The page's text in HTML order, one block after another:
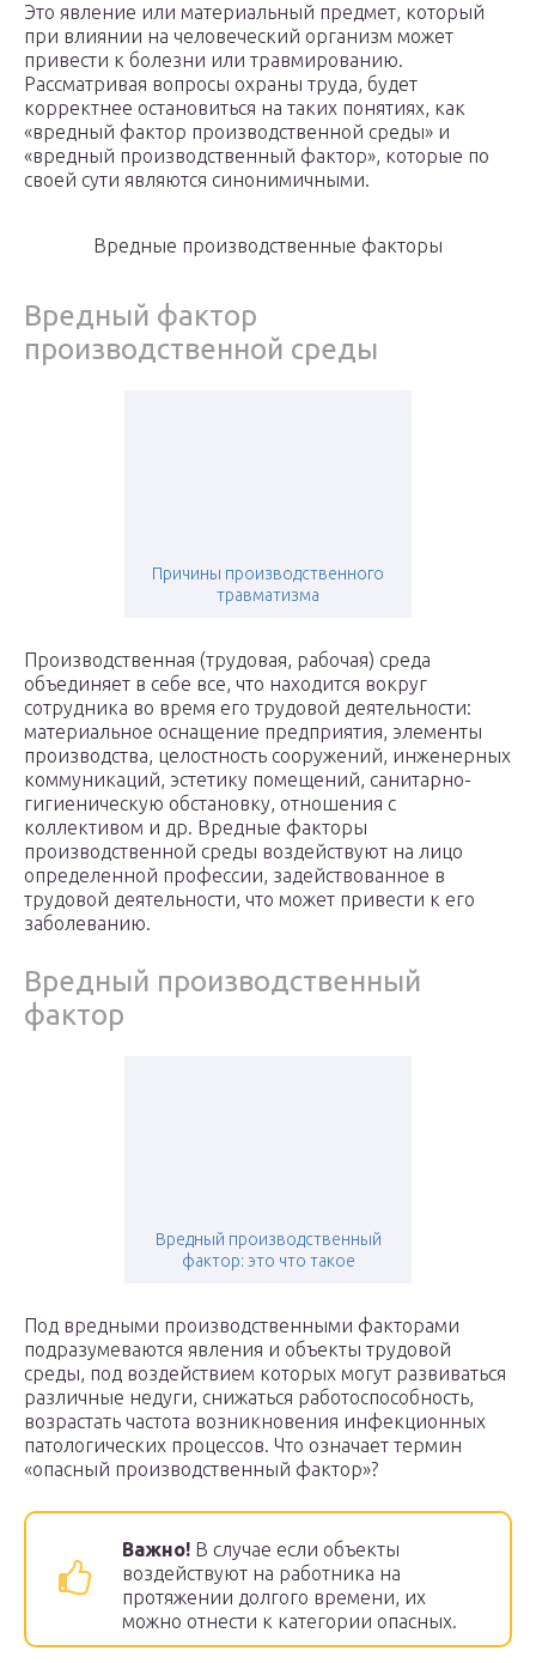
Это явление или материальный предмет, который
при влиянии на человеческий организм может
привести к болезни или травмированию.
Рассматривая вопросы охраны труда, будет
корректнее остановиться на таких понятиях, как
«вредный фактор производственной среды» и
«вредный производственный фактор», которые по
своей сути являются синонимичными.
Вредные производственные факторы
Вредный фактор
производственной среды
Причины производственного
травматизма
Производственная (трудовая, рабочая) среда
объединяет в себе все, что находится вокруг
сотрудника во время его трудовой деятельности:
материальное оснащение предприятия, элементы
производства, целостность сооружений, инженерных
коммуникаций, эстетику помещений, санитарно-
гигиеническую обстановку, отношения с
коллективом и др. Вредные факторы
производственной среды воздействуют на лицо
определенной профессии, задействованное в
трудовой деятельности, что может привести к его
заболеванию.
Вредный производственный
фактор
Вредный производственный
фактор: это что такое
Под вредными производственными факторами
подразумеваются явления и объекты трудовой
среды, под воздействием которых могут развиваться
различные недуги, снижаться работоспособность,
возрастать частота возникновения инфекционных
патологических процессов. Что означает термин
«опасный производственный фактор»?
Важно! В случае если объекты
воздействуют на работника на
протяжении долгого времени, их
можно отнести к категории опасных.